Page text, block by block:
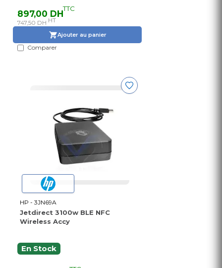
897,00 DHTTC
747,50 DH HT
Ajouter au panier
Comparer
HP - 3JN69A
Jetdirect 3100w BLE NFC
Wireless Accy
En Stock